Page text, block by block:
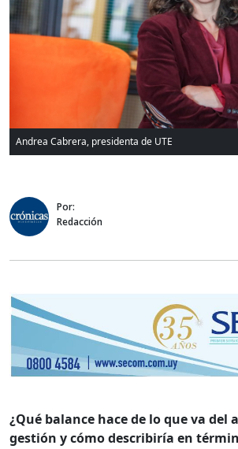
Andrea Cabrera, presidenta de UTE
Por:
Redacción
¿Qué balance hace de lo que va del
gestión y cómo describiría en